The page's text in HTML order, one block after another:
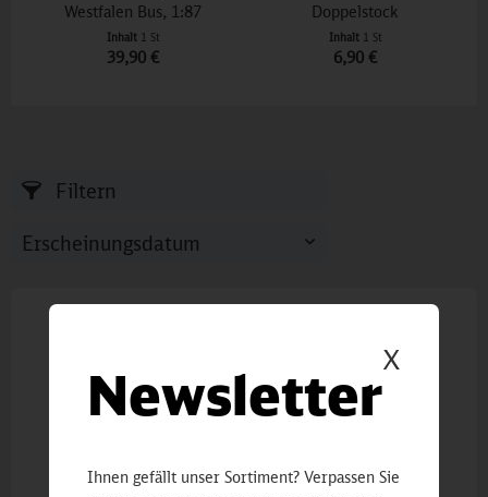
Westfalen Bus, 1:87
Inhalt 1 St
39,90 €
Doppelstock
Inhalt 1 St
6,90 €
Filtern
X
Newsletter
Ihnen gefällt unser Sortiment? Verpassen Sie